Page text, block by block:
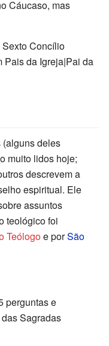
Cáucaso, mas
Concílio
Pais da Igreja|Pai da
deles
muito lidos hoje;
descrevem a
espiritual. Ele
assuntos
teológico foi
Teólogoe porSão
perguntas e
Sagradas